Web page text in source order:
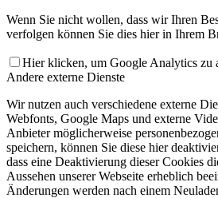
Wenn Sie nicht wollen, dass wir Ihren
verfolgen können Sie dies hier in Ihrem
Hier klicken, um Google Analytics zu
Andere externe Dienste
Wir nutzen auch verschiedene externe
Webfonts, Google Maps und externe
Anbieter möglicherweise
speichern, können Sie diese hier
dass eine Deaktivierung dieser Cookies
Aussehen unserer Webseite erheblich
Änderungen werden nach einem